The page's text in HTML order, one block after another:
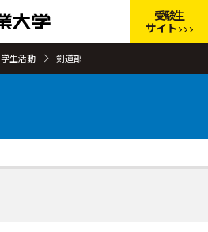
受験生
サイト
学生活動 剣道部